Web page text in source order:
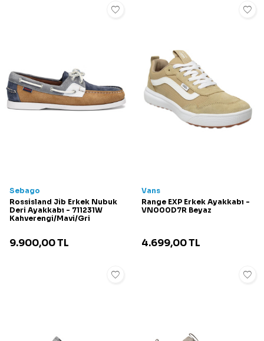
Sebago
Rossisland Jib Erkek Nubuk
Deri Ayakkabı - 711231W
Kahverengi/Mavi/Gri
9.900,00TL
Vans
Range EXP Erkek Ayakkabı -
VN000D7R Beyaz
4.699,00TL